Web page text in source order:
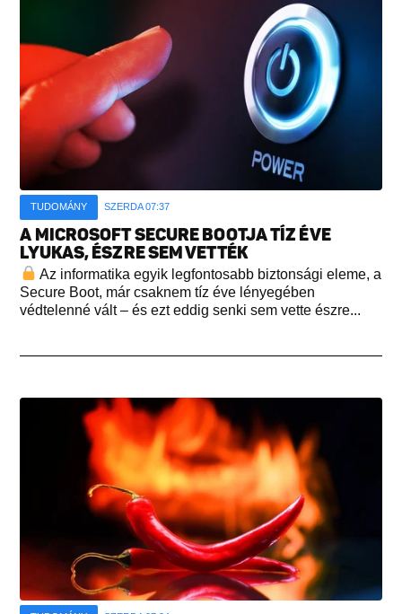
TUDOMÁNY SZERDA 07:37
A MICROSOFT SECURE BOOTJA TÍZ ÉVE
LYUKAS, ÉSZRE SEM VETTÉK
Az informatika egyik legfontosabb biztonsági eleme, a
Secure Boot, már csaknem tíz éve lényegében
védtelenné vált – és ezt eddig senki sem vette észre...